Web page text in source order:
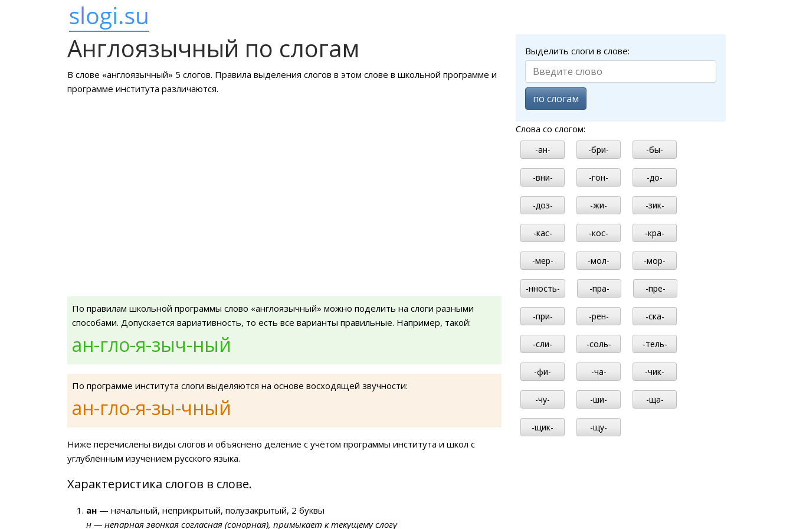
Англоязычный по слогам
В слове «англоязычный» 5 слогов. Правила выделения слогов в этом слове в школьной программе и
программе института различаются.
По правилам школьной программы слово «англоязычный» можно поделить на слоги разными
способами. Допускается вариативность, то есть все варианты правильные. Например, такой:
ан-гло-я-зыч-ный
По программе института слоги выделяются на основе восходящей звучности:
ан-гло-я-зы-чный
Ниже перечислены виды слогов и объяснено деление с учётом программы института и школ с
углублённым изучением русского языка.
Характеристика слогов в слове.
ан — начальный, неприкрытый, полузакрытый, 2 буквы
н — непарная звонкая согласная (сонорная), примыкает к текущему слогу
Выделить слоги в слове:
по слогам
Слова со слогом:
-ан- -бри- -бы-
-вни- -гон- -до-
-доз- -жи- -зик-
-кас- -кос- -кра-
-мер- -мол- -мор-
-нность- -пра- -пре-
-при- -рен- -ска-
-сли- -соль- -тель-
-фи- -ча- -чик-
-чу- -ши- -ща-
-щик- -щу-